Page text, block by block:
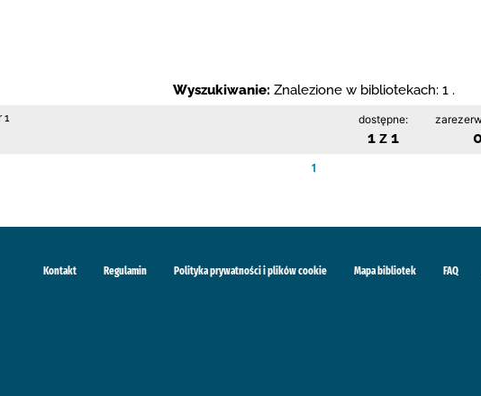
Wyszukiwanie: Znalezione w bibliotekach: 1 .
1 dostępne:
1 z 1
1
Kontakt Regulamin Polityka prywatności i plików cookie Mapa bibliotek FAQ